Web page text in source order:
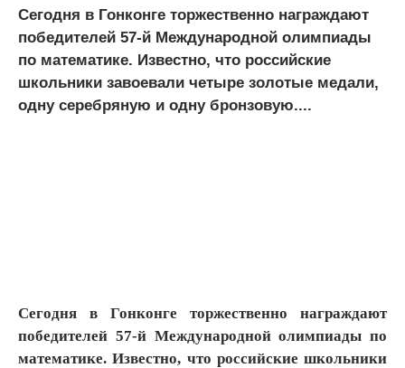
Сегодня в Гонконге торжественно награждают
победителей 57-й Международной олимпиады
по математике. Известно, что российские
школьники завоевали четыре золотые медали,
одну серебряную и одну бронзовую....
Сегодня в Гонконге торжественно награждают
победителей 57-й Международной олимпиады по
математике. Известно, что российские школьники